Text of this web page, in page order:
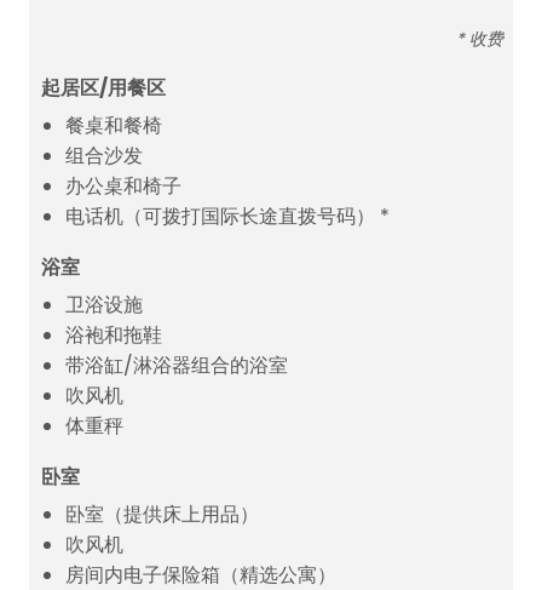
* 收费
起居区/用餐区
餐桌和餐椅
组合沙发
办公桌和椅子
电话机（可拨打国际长途直拨号码） *
浴室
卫浴设施
浴袍和拖鞋
带浴缸/淋浴器组合的浴室
吹风机
体重秤
卧室
卧室（提供床上用品）
吹风机
房间内电子保险箱（精选公寓）